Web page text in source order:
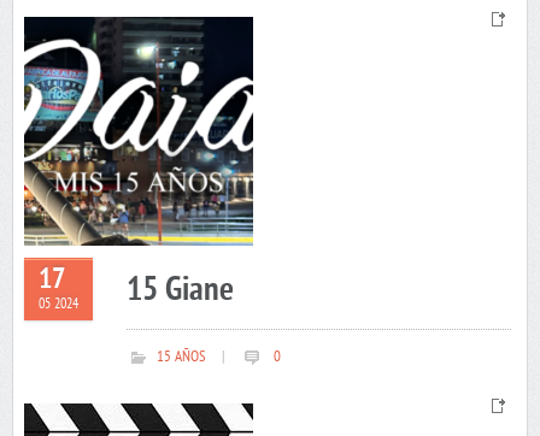
17
05 2024 15 Giane
15 AÑOS 0